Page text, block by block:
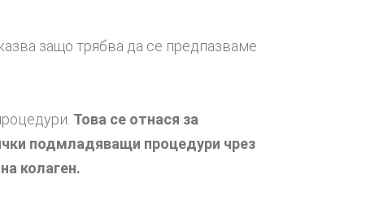
защо трябва да се предпазваме
Това се отнася за
подмладяващи процедури чрез
колаген.